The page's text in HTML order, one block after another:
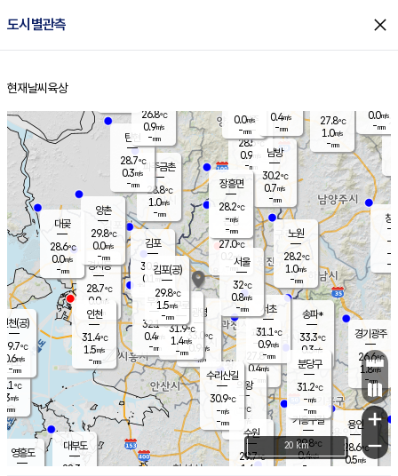
도시별관측 close
홈
현재날씨 육상
의도
℃
m/s
mm
영흥도
양주
28.5℃
0.9
-mm
과천
27.8℃
0.4m/s
- mm
용인
28.6℃
0.5m/s
경기광주
26.6℃
1.8m/s
-mm
대부도
28.3
경서동
28.7℃
0.0m/s
-mm
파주금촌
28.8℃
1.0m/s
-mm
27.8℃
1.0m/s
-mm
대곶
28.6℃
0.0m/s
-mm
창
-
-m/
-
탄현
28.7℃
0.3m/s
-mm
0.0m/s
-mm
의왕
- ℃
m/s
mm
김포
30.2℃
0.1 m/s
mm
광명
33.0
℃
0.9 m/s
-mm
부천
32.1℃
0.4m/s
-mm
양촌
29.8℃
0.0m/s
-mm
구로
31.9℃
1.4m/s
-mm
은평
27.0℃
0.2 m/s
- mm
노원
28.2℃
1.0m/s
-mm
송파*
33.3℃
0.3m/s
-mm
서초
31.1℃
0.9m/s
-mm
남방
30.2℃
0.7m/s
-mm
기흥구갈
29.8℃
0.4m/s
-
수리산길
30.9℃
-m/s
-mm
분당구
31.2℃
-m/s
-mm
장흥면
28.2℃
-m/s
-mm
0.0m/s
-mm
인천(공)
29.7℃
0.6m/s
-mm
김포(공)
29.8℃
1.5m/s
-mm
수원
29.7℃
1.4 m/s
인천
31.4℃
1.5m/s
-mm
서울
32℃
0.8m/s
-mm
26.8℃
0.9m/s
-mm
0.4m/s
-mm
+
−
20 km